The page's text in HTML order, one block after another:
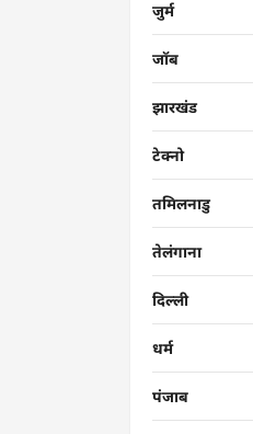
जुर्म
जॉब
झारखंड
टेक्नो
तमिलनाडु
तेलंगाना
दिल्ली
धर्म
पंजाब